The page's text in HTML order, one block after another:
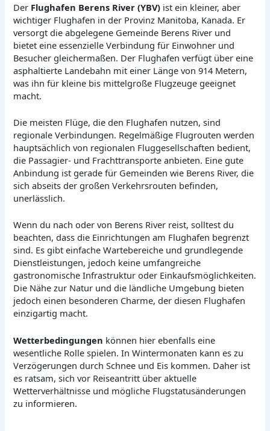
Der Flughafen Berens River (YBV) ist ein kleiner, aber
wichtiger Flughafen in der Provinz Manitoba, Kanada. Er
versorgt die abgelegene Gemeinde Berens River und
bietet eine essenzielle Verbindung für Einwohner und
Besucher gleichermaßen. Der Flughafen verfügt über eine
asphaltierte Landebahn mit einer Länge von 914 Metern,
was ihn für kleine bis mittelgroße Flugzeuge geeignet
macht.
Die meisten Flüge, die den Flughafen nutzen, sind
regionale Verbindungen. Regelmäßige Flugrouten werden
hauptsächlich von regionalen Fluggesellschaften bedient,
die Passagier- und Frachttransporte anbieten. Eine gute
Anbindung ist gerade für Gemeinden wie Berens River, die
sich abseits der großen Verkehrsrouten befinden,
unerlässlich.
Wenn du nach oder von Berens River reist, solltest du
beachten, dass die Einrichtungen am Flughafen begrenzt
sind. Es gibt einfache Wartebereiche und grundlegende
Dienstleistungen, jedoch keine umfangreiche
gastronomische Infrastruktur oder Einkaufsmöglichkeiten.
Die Nähe zur Natur und die ländliche Umgebung bieten
jedoch einen besonderen Charme, der diesen Flughafen
einzigartig macht.
Wetterbedingungen können hier ebenfalls eine
wesentliche Rolle spielen. In Wintermonaten kann es zu
Verzögerungen durch Schnee und Eis kommen. Daher ist
es ratsam, sich vor Reiseantritt über aktuelle
Wetterverhältnisse und mögliche Flugstatusänderungen
zu informieren.